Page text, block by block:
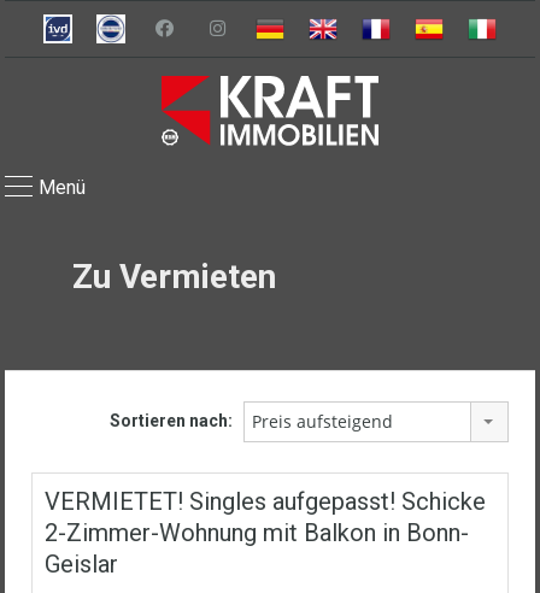
Menü
Zu Vermieten
Sortieren nach: Preis aufsteigend
VERMIETET! Singles aufgepasst! Schicke
2-Zimmer-Wohnung mit Balkon in Bonn-
Geislar